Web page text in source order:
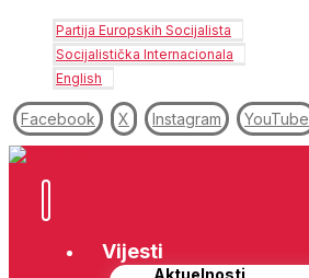
Partija Europskih Socijalista
Socijalistička Internacionala
English
Facebook X Instagram YouTube
Vijesti
Aktuelnosti